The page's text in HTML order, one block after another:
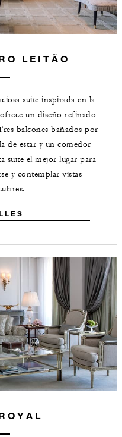
LEITÃO
suite inspirada en la
un diseño refinado
balcones bañados por
de estar y un comedor
suite el mejor lugar para
y contemplar vistas